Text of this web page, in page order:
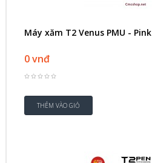
Máy xăm T2 Venus PMU - Pink
0 vnđ